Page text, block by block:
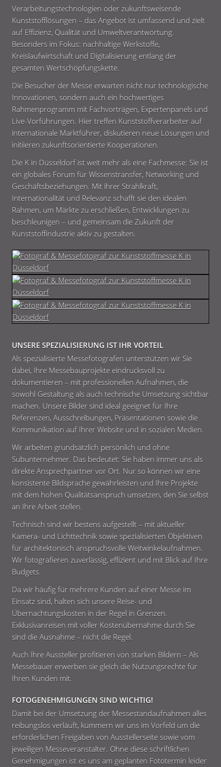
Verarbeitungstechnologien oder zukunftsweisende
Kunststofflösungen – das Angebot ist umfassend und zielt
auf Effizienz, Qualität und Umweltverantwortung.
Besonders im Fokus: nachhaltige Werkstoffe,
Kreislaufwirtschaft und Digitalisierung entlang der
gesamten Wertschöpfungskette.
Die Besucher der Messe erwarten nicht nur technologische
Innovationen, sondern auch ein hochwertiges
Rahmenprogramm mit Fachvorträgen, Expertenpanels und
Live-Vorführungen. Hier treffen Kunststoffverarbeiter auf
internationale Marktführer, diskutieren neue Lösungen und
initiieren zukunftsorientierte Kooperationen.
Die K in Düsseldorf ist weit mehr als eine Fachmesse: Sie ist
ein globales Forum für Wissenstransfer, Networking und
Geschäftsbeziehungen. Mit ihrer Strahlkraft,
Internationalität und Relevanz schafft sie den idealen
Rahmen, um Märkte zu erschließen, Entwicklungen zu
beschleunigen – und gemeinsam die Zukunft der
Kunststoffindustrie aktiv zu gestalten.
UNSERE SPEZIALISIERUNG IST IHR VORTEIL
Als spezialisierte Messefotografen unterstützen wir Sie
dabei, Ihre Messebauprojekte eindrucksvoll zu
dokumentieren – mit professionellen Aufnahmen, die
sowohl Gestaltung als auch technische Umsetzung sichtbar
machen. Unsere Bilder sind ideal geeignet für Ihre
Referenzen, Ausschreibungen, Präsentationen sowie die
Kommunikation auf Ihrer Website und in sozialen Medien.
Wir arbeiten grundsätzlich persönlich und ohne
Subunternehmer. Das bedeutet: Sie haben immer uns als
direkte Ansprechpartner vor Ort. Nur so können wir eine
konsistente Bildsprache gewährleisten und Ihre Projekte
mit dem hohen Qualitätsanspruch umsetzen, den Sie selbst
an Ihre Arbeit stellen.
Technisch sind wir bestens aufgestellt – mit aktueller
Kamera- und Lichttechnik sowie spezialisierten Objektiven
für architektonisch anspruchsvolle Weitwinkelaufnahmen.
Wir fotografieren zuverlässig, effizient und mit Blick auf Ihre
Budgets.
Da wir häufig für mehrere Kunden auf einer Messe im
Einsatz sind, halten sich unsere Reise- und
Übernachtungskosten in der Regel in Grenzen.
Exklusivanreisen mit voller Kostenübernahme durch Sie
sind die Ausnahme – nicht die Regel.
Auch Ihre Aussteller profitieren von starken Bildern – Als
Messebauer erwerben sie gleich die Nutzungsrechte für
Ihren Kunden mit.
FOTOGENEHMIGUNGEN SIND WICHTIG!
Damit bei der Umsetzung der Messestandaufnahmen alles
reibungslos verläuft, kümmern wir uns im Vorfeld um die
erforderlichen Freigaben von Ausstellerseite sowie vom
jeweiligen Messeveranstalter. Ohne diese schriftlichen
Genehmigungen ist es uns am geplanten Fototermin leider